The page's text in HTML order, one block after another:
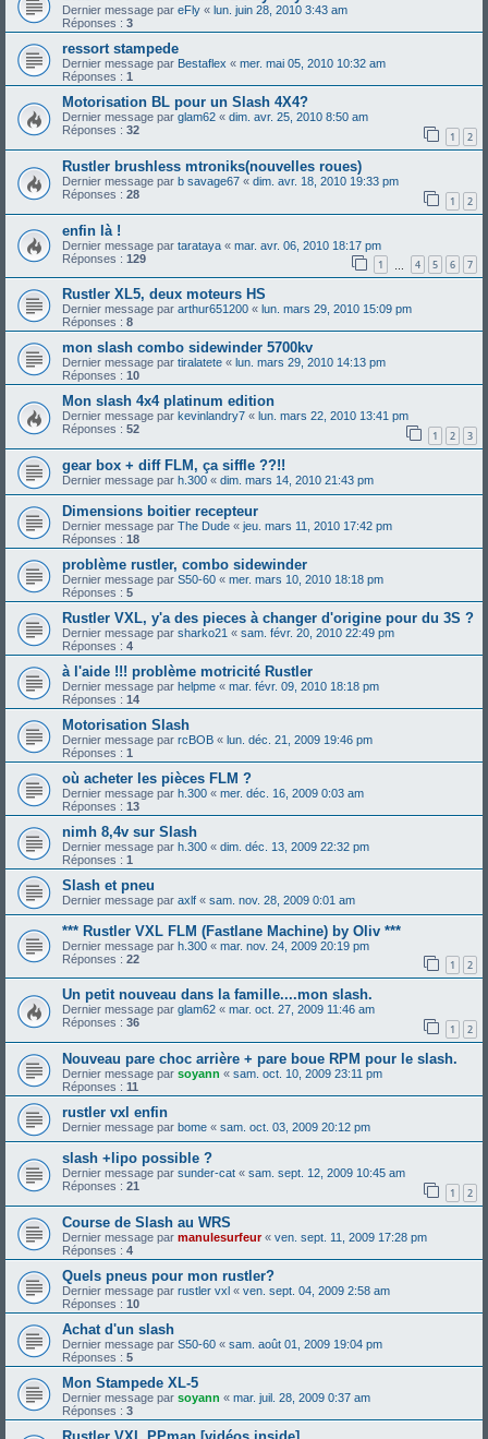
Dernier message par eFly « lun. juin 28, 2010 3:43 am
Réponses : 3
ressort stampede
Dernier message par Bestaflex « mer. mai 05, 2010 10:32 am
Réponses : 1
Motorisation BL pour un Slash 4X4?
Dernier message par glam62 « dim. avr. 25, 2010 8:50 am
Réponses : 32 1 2
Rustler brushless mtroniks(nouvelles roues)
Dernier message par b savage67 « dim. avr. 18, 2010 19:33 pm
Réponses : 28 1 2
enfin là !
Dernier message par tarataya « mar. avr. 06, 2010 18:17 pm
Réponses : 129 1 4 5 6 7
Rustler XL5, deux moteurs HS
Dernier message par arthur651200 « lun. mars 29, 2010 15:09 pm
Réponses : 8
mon slash combo sidewinder 5700kv
Dernier message par tiralatete « lun. mars 29, 2010 14:13 pm
Réponses : 10
Mon slash 4x4 platinum edition
Dernier message par kevinlandry7 « lun. mars 22, 2010 13:41 pm
Réponses : 52 1 2 3
gear box + diff FLM, ça siffle ??!!
Dernier message par h.300 « dim. mars 14, 2010 21:43 pm
Dimensions boitier recepteur
Dernier message par The Dude « jeu. mars 11, 2010 17:42 pm
Réponses : 18
problème rustler, combo sidewinder
Dernier message par S50-60 « mer. mars 10, 2010 18:18 pm
Réponses : 5
Rustler VXL, y'a des pieces à changer d'origine pour du 3S ?
Dernier message par sharko21 « sam. févr. 20, 2010 22:49 pm
Réponses : 4
à l'aide !!! problème motricité Rustler
Dernier message par helpme « mar. févr. 09, 2010 18:18 pm
Réponses : 14
Motorisation Slash
Dernier message par rcBOB « lun. déc. 21, 2009 19:46 pm
Réponses : 1
où acheter les pièces FLM ?
Dernier message par h.300 « mer. déc. 16, 2009 0:03 am
Réponses : 13
nimh 8,4v sur Slash
Dernier message par h.300 « dim. déc. 13, 2009 22:32 pm
Réponses : 1
Slash et pneu
Dernier message par axlf « sam. nov. 28, 2009 0:01 am
*** Rustler VXL FLM (Fastlane Machine) by Oliv ***
Dernier message par h.300 « mar. nov. 24, 2009 20:19 pm
Réponses : 22 1 2
Un petit nouveau dans la famille....mon slash.
Dernier message par glam62 « mar. oct. 27, 2009 11:46 am
Réponses : 36 1 2
Nouveau pare choc arrière + pare boue RPM pour le slash.
Dernier message par soyann « sam. oct. 10, 2009 23:11 pm
Réponses : 11
rustler vxl enfin
Dernier message par bome « sam. oct. 03, 2009 20:12 pm
slash +lipo possible ?
Dernier message par sunder-cat « sam. sept. 12, 2009 10:45 am
Réponses : 21 1 2
Course de Slash au WRS
Dernier message par manulesurfeur« ven. sept. 11, 2009 17:28 pm
Réponses : 4
Quels pneus pour mon rustler?
Dernier message par rustler vxl « ven. sept. 04, 2009 2:58 am
Réponses : 10
Achat d'un slash
Dernier message par S50-60 « sam. août 01, 2009 19:04 pm
Réponses : 5
Mon Stampede XL-5
Dernier message par soyann « mar. juil. 28, 2009 0:37 am
Réponses : 3